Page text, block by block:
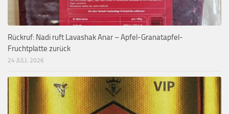
Rückruf: Nadi ruft Lavashak Anar – Apfel-Granatapfel-
Fruchtplatte zurück
24 JULI, 2026